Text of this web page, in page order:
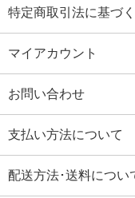
特定商取引法に基づ
マイアカウント
お問い合わせ
支払い方法について
配送方法･送料につい